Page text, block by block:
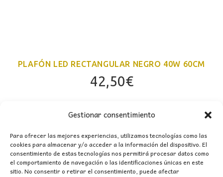
Gestionar consentimiento
Para ofrecer las mejores experiencias, utilizamos tecnologías como las
cookies para almacenar y/o acceder a la información del dispositivo. El
consentimiento de estas tecnologías nos permitirá procesar datos como
el comportamiento de navegación o las identificaciones únicas en este
sitio. No consentir o retirar el consentimiento, puede afectar
PLAFÓN LED RECTANGULAR NEGRO 40W 60CM
42,50€